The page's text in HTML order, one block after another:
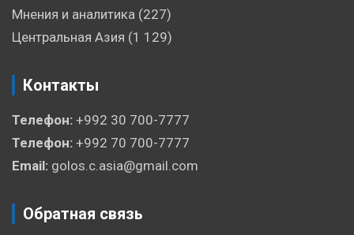
Мнения и аналитика (227)
Центральная Азия (1 129)
Контакты
Телефон: +992 30 700-7777
Телефон: +992 70 700-7777
Email: golos.c.asia@gmail.com
Обратная связь